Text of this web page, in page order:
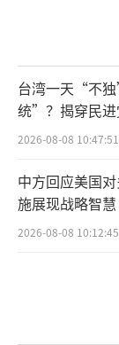
一个积极信
不明朗。一
国设立业务
国政府的
的“解放日
成比例地惩
关税墙。这
台湾一天“不
统”？揭穿民进
2026-08-08 10:47:51
中方回应美国
施展现战略智慧
2026-08-08 10:12:45